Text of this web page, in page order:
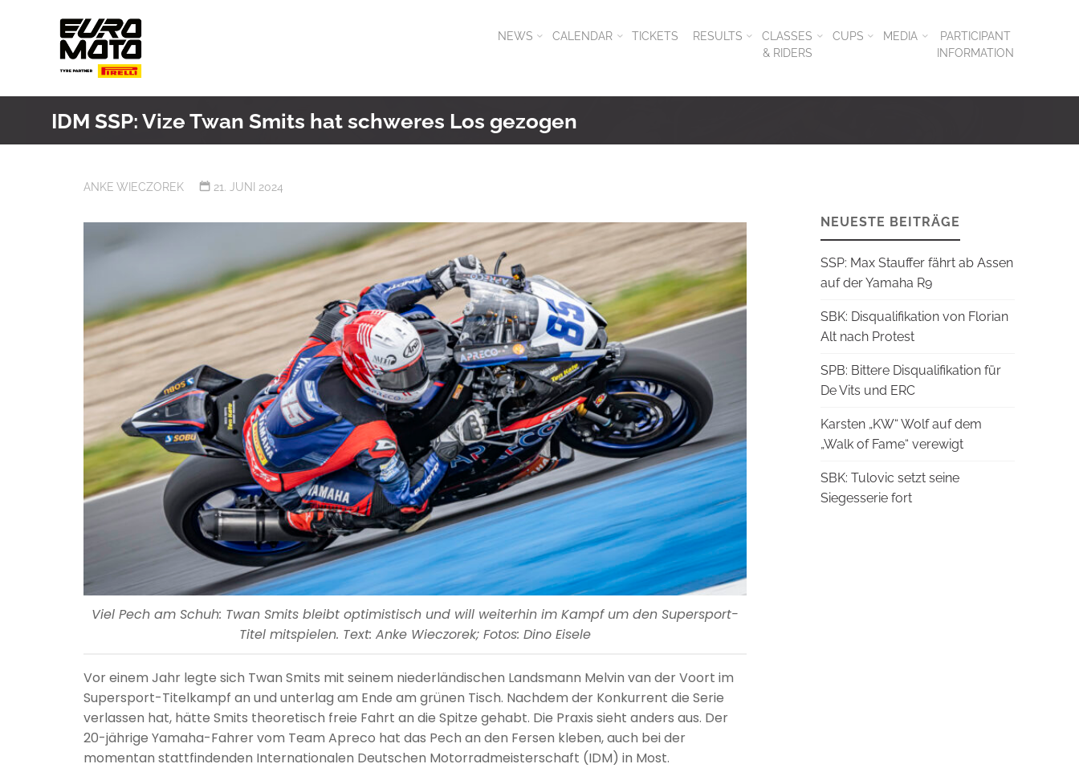
NEWS CALENDAR TICKETS RESULTS
CLASSES
& RIDERS
CUPS MEDIA
PARTICIPANT
INFORMATION
IDM SSP: Vize Twan Smits hat schweres Los gezogen
ANKE WIECZOREK 21. JUNI 2024
Viel Pech am Schuh: Twan Smits bleibt optimistisch und will weiterhin im Kampf um den Supersport-
Titel mitspielen. Text: Anke Wieczorek; Fotos: Dino Eisele
Vor einem Jahr legte sich Twan Smits mit seinem niederländischen Landsmann Melvin van der Voort im
Supersport-Titelkampf an und unterlag am Ende am grünen Tisch. Nachdem der Konkurrent die Serie
verlassen hat, hätte Smits theoretisch freie Fahrt an die Spitze gehabt. Die Praxis sieht anders aus. Der
20-jährige Yamaha-Fahrer vom Team Apreco hat das Pech an den Fersen kleben, auch bei der
momentan stattfindenden Internationalen Deutschen Motorradmeisterschaft (IDM) in Most.
NEUESTE BEITRÄGE
SSP: Max Stauffer fährt ab Assen
auf der Yamaha R9
SBK: Disqualifikation von Florian
Alt nach Protest
SPB: Bittere Disqualifikation für
De Vits und ERC
Karsten „KW“ Wolf auf dem
„Walk of Fame“ verewigt
SBK: Tulovic setzt seine
Siegesserie fort